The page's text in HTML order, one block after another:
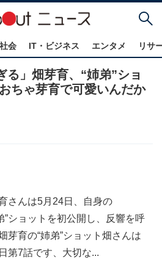
社会 IT・ビジネス エンタメ リサ
る」畑芽育、“姉弟”ショ
ちゃ芽育で可愛いんだか
さんは5月24日、自身の
”ショットを初公開し、反響を呼
芽育の“姉弟”ショット畑さんは
第7話です、大切な...